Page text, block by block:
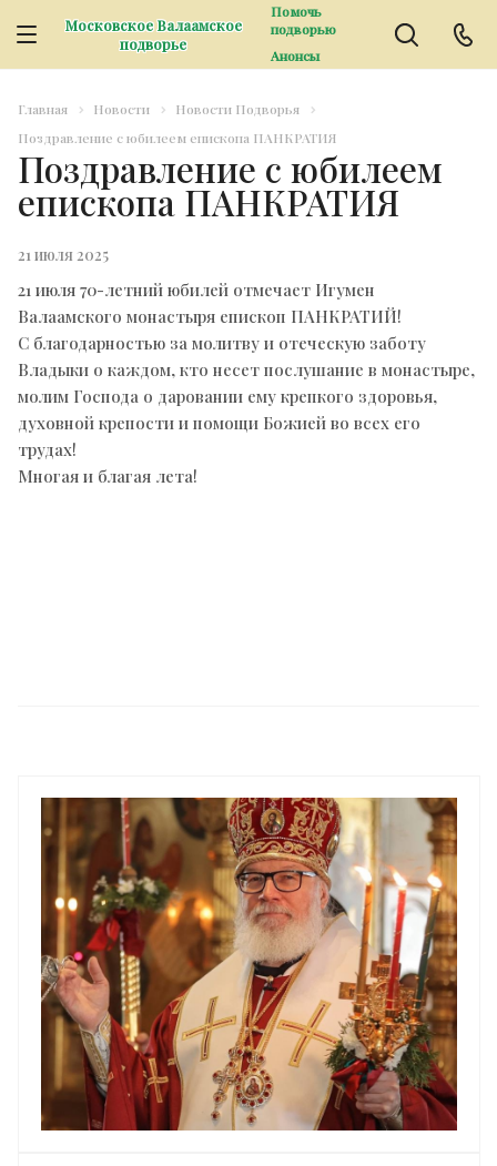
Московское Валаамское
подворье
Помочь
подворью
Анонсы
Главная Новости
Новости Подворья
Поздравление с юбилеем епископа ПАНКРАТИЯ
Поздравление с юбилеем
епископа ПАНКРАТИЯ
21 июля 2025
21 июля 70-летний юбилей отмечает Игумен
Валаамского монастыря епископ ПАНКРАТИЙ!
С благодарностью за молитву и отеческую заботу
Владыки о каждом, кто несет послушание в монастыре,
молим Господа о даровании ему крепкого здоровья,
духовной крепости и помощи Божией во всех его
трудах!
Многая и благая лета!